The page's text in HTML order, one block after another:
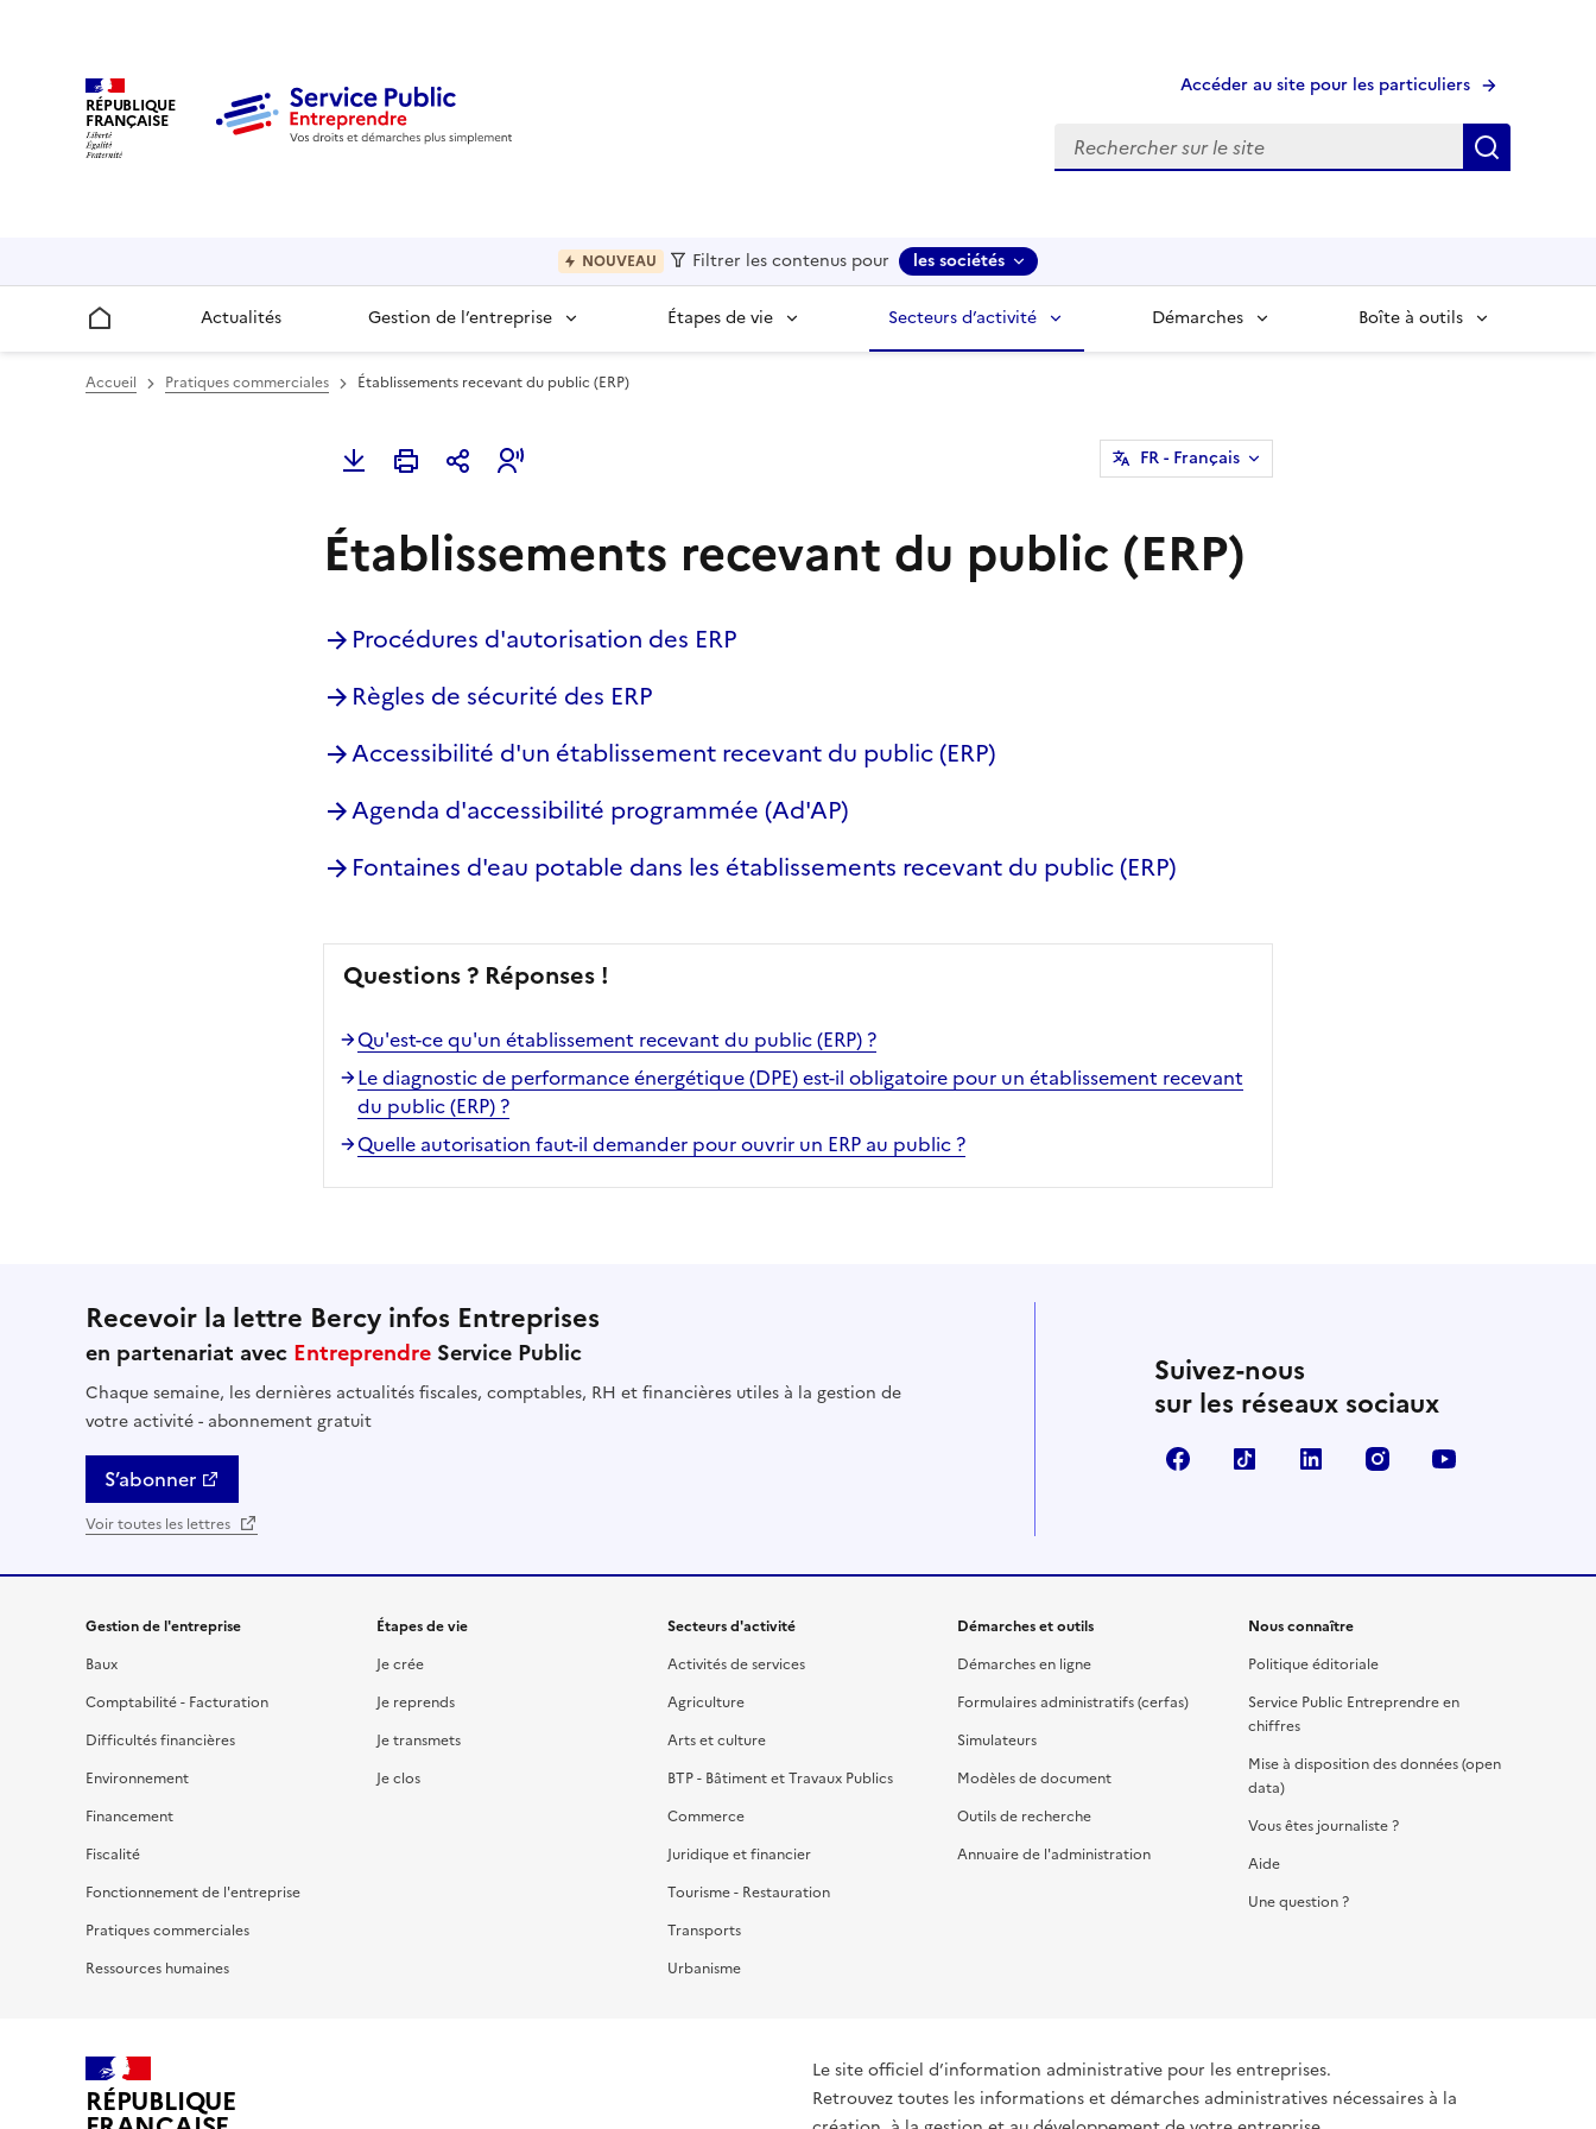
RÉPUBLIQUE
FRANÇAISE
Accéder au site pour les particuliers
Recherche
NOUVEAU Filtrer les contenus pour les sociétés
Accueil Actualités Gestion de l’entreprise Étapes de vie Secteurs d’activité Démarches Boîte à outils
Accueil Pratiques commerciales Établissements recevant du public (ERP)
FR- Français
Établissements recevant du public (ERP)
Procédures d'autorisation des ERP
Règles de sécurité des ERP
Accessibilité d'un établissement recevant du public (ERP)
Agenda d'accessibilité programmée (Ad'AP)
Fontaines d'eau potable dans les établissements recevant du public (ERP)
Questions ? Réponses !
Qu'est-ce qu'un établissement recevant du public (ERP) ?
Le diagnostic de performance énergétique (DPE) est-il obligatoire pour un établissement recevant
du public (ERP) ?
Quelle autorisation faut-il demander pour ouvrir un ERP au public ?
Recevoir la lettre Bercy infos Entreprises
en partenariat avec Entreprendre Service Public
Chaque semaine, les dernières actualités fiscales, comptables, RH et financières utiles à la gestion de
votre activité - abonnement gratuit
S’abonner
Voir toutes les lettres
Suivez-nous
sur les réseaux sociaux
FacebookTikTok Linkedin Instagram
Gestion de l'entreprise
Baux
Comptabilité - Facturation
Difficultés financières
Environnement
Financement
Fiscalité
Fonctionnement de l'entreprise
Pratiques commerciales
Ressources humaines
Étapes de vie
Je crée
Je reprends
Je transmets
Je clos
Secteurs d'activité
Activités de services
Agriculture
Arts et culture
BTP - Bâtiment et Travaux Publics
Commerce
Juridique et financier
Tourisme - Restauration
Transports
Urbanisme
Démarches et outils
Démarches en ligne
Formulaires administratifs (cerfas)
Simulateurs
Modèles de document
Outils de recherche
Annuaire de l'administration
Nous connaître
Politique éditoriale
Service Public Entreprendre en
chiffres
Mise à disposition des données (open
data)
Vous êtes journaliste ?
Aide
Une question ?
RÉPUBLIQUE
Le site officiel d’information administrative pour les entreprises.
Retrouvez toutes les informations et démarches administratives nécessaires à la